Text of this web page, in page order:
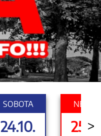
SOBOTA
24.10. >